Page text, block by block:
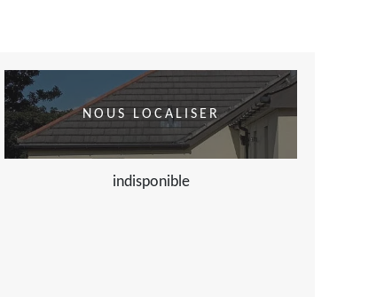
NOUS LOCALISER
indisponible